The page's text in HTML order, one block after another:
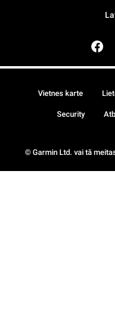
© Garmin Ltd. vai tā
Vietnes karte
Security